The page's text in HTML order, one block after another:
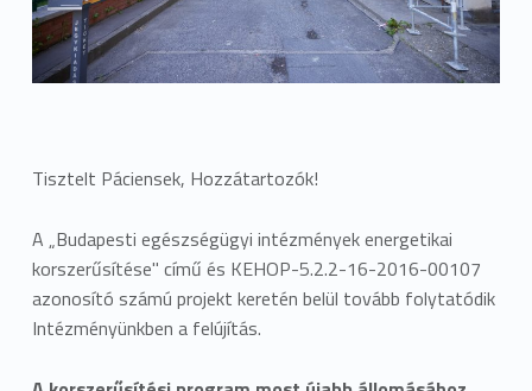
Tisztelt Páciensek, Hozzátartozók!
A „Budapesti egészségügyi intézmények energetikai
korszerűsítése" című és KEHOP-5.2.2-16-2016-00107
azonosító számú projekt keretén belül tovább folytatódik
Intézményünkben a felújítás.